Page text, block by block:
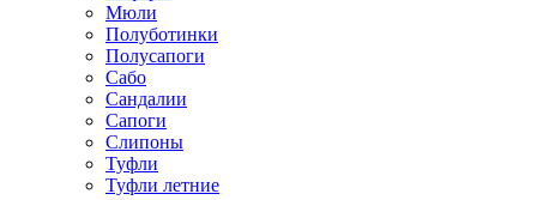
Мюли
Полуботинки
Полусапоги
Сабо
Сандалии
Сапоги
Слипоны
Туфли
Туфли летние